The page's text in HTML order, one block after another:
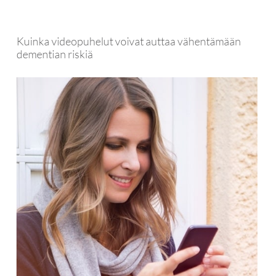
Kuinka videopuhelut voivat auttaa vähentämään
dementian riskiä